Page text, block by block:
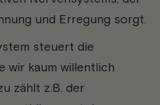
und Erregung sorgt.
steuert die
wir kaum willentlich
zählt z.B. der